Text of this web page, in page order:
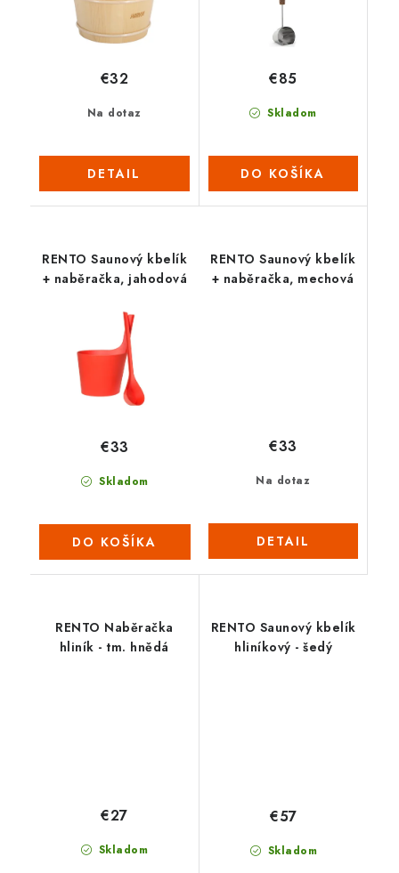
Na dotaz
€32
DETAIL
Skladom
€85
DO KOŠÍKA
RENTO Saunový kbelík
+ naběračka, jahodová
Skladom
€33
DO KOŠÍKA
RENTO Saunový kbelík
+ naběračka, mechová
Na dotaz
€33
DETAIL
RENTO Naběračka
hliník - tm. hnědá
Skladom
€27
RENTO Saunový kbelík
hliníkový - šedý
Skladom
€57